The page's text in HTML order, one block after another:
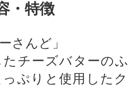
・特徴
さんど」
チーズバターの
ぷりと使用した